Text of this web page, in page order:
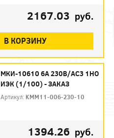
2167.03 руб.
В КОРЗИНУ
МКИ-10610 6А 230В/АС3 1НО
ИЭК (1/100) - ЗАКАЗ
Артикул: KMM11-006-230-10
1394.26 руб.